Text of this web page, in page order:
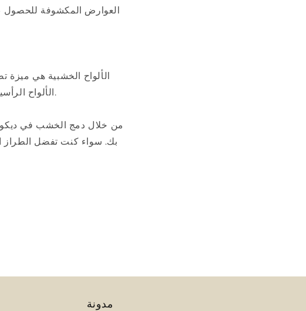
العوارض المكشوفة للحصول
الألواح الخشبية هي
الألواح الرأسية أو الأفقية، يمكن لهذا العنصر الخالد أن يخلق جوًا مريحًا وجذابًا في منزلك.
من خلال دمج الخشب في
بك. سواء كنت تفضل الطراز
مدونة